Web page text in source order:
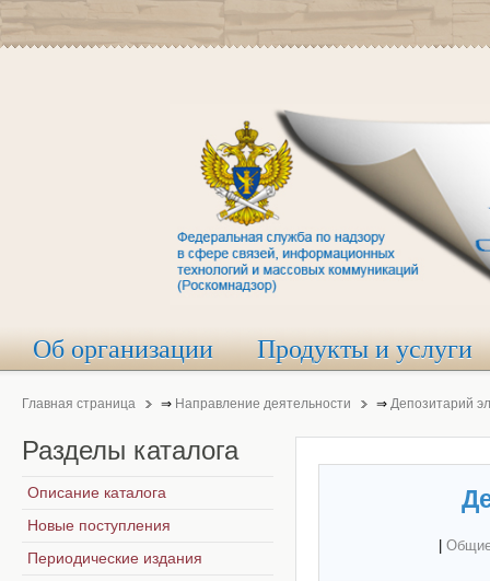
Об организации Продукты и услуги
Главная страница ⇒ Направление деятельности ⇒ Депозитарий
Разделы каталога
Описание каталога
Новые поступления
Периодические издания